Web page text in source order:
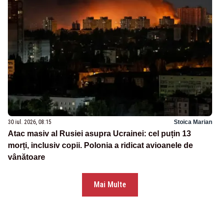
30 iul. 2026, 08:15 Stoica Marian
Atac masiv al Rusiei asupra Ucrainei: cel puțin 13
morți, inclusiv copii. Polonia a ridicat avioanele de
vânătoare
Mai Multe